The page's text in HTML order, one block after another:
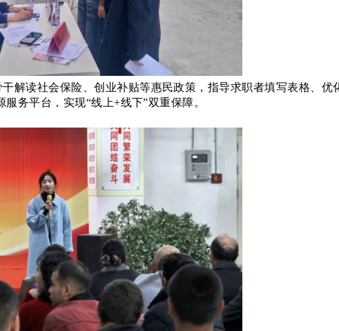
解读社会保险、创业补贴等惠民政策，指导求职者填写表格、优
服务平台，实现“线上+线下”双重保障。